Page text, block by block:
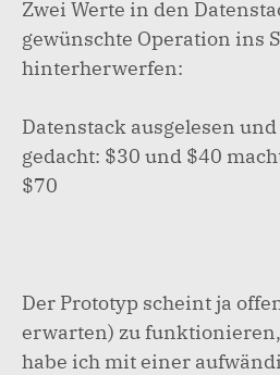
Zwei Werte in den
gewünschte Operation ins
hinterherwerfen:
Datenstack ausgelesen
gedacht: $30 und $40
$70
Der Prototyp scheint ja
erwarten) zu
habe ich mit einer